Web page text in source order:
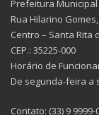
Prefeitura
Rua Hilarino
Centro – Santa Rita
CEP.: 35225-000
Horário de
De segunda-feira a
Contato: (33) 9 9999-